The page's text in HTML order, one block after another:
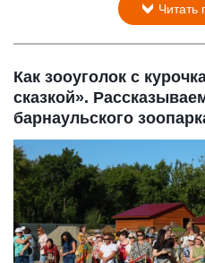
Читать
Как зооуголок с
сказкой».
барнаульского